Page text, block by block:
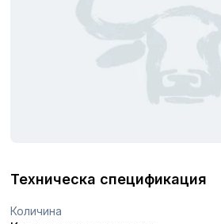
Техническа спецификация
Количина